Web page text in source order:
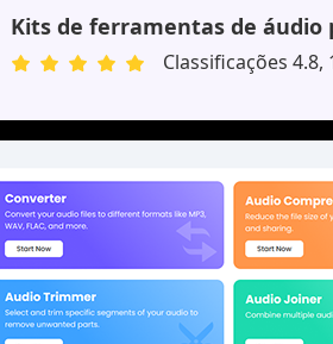
Kits de ferramentas de áudio
Classificações 4.8,